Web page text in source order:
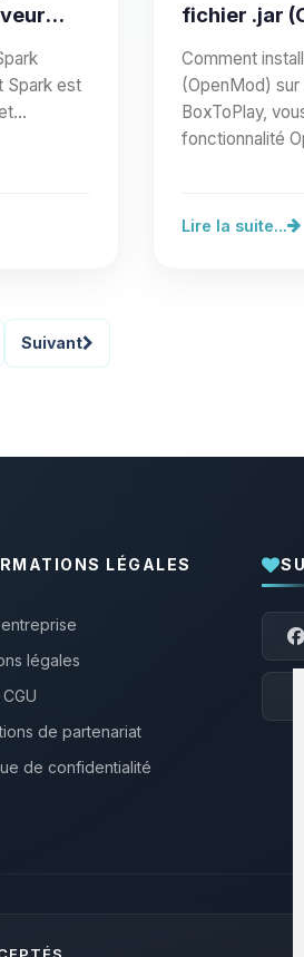
Spark est
fichier .jar
Comment
(OpenMod)
BoxToPlay,
fonctionnalité
Lire la suite...
Suivant
LÉGALES
légales
de partenariat
de confidentialité
Moi
et je
08/